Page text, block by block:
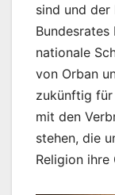
sind und der
nationale
von Orban
zukünftig für
mit den
stehen, die
Religion ihre